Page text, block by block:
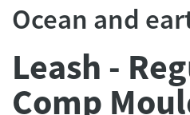
Ocean and
Leash -
Comp